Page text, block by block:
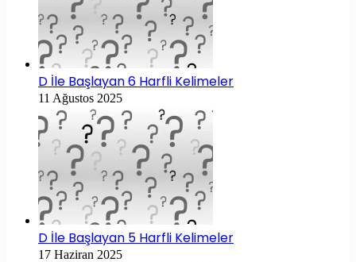
D İle Başlayan 6 Harfli Kelimeler
11 Ağustos 2025
D İle Başlayan 5 Harfli Kelimeler
17 Haziran 2025